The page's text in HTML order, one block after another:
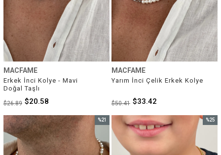
MACFAME
Erkek İnci Kolye - Mavi
Doğal Taşlı
$20.58
$26.89
MACFAME
Yarım İnci Çelik Erkek Kolye
$33.42
$50.41
%21
%21İndirim
%25